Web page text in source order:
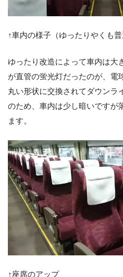
↑車内の様子（ゆったりやくも普
ゆったり改造によって車内は大
が直管の蛍光灯だったのが、電
丸い形状に交換されてダウンラ
のため、車内は少し暗いですが
ます。
↑座席のアップ